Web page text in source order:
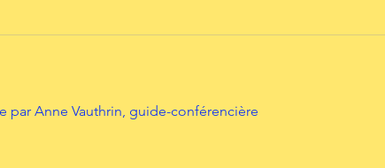
par Anne Vauthrin, guide-conférencière